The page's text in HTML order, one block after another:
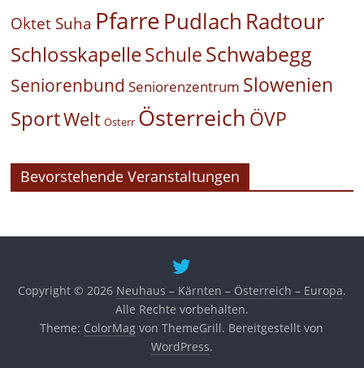
Oktet Suha PfarrePudlach Radtour
SchlosskapelleSchuleSchwabegg
Seniorenbund Seniorenzentrum Slowenien
SportWelt Österr Österreich ÖVP
Bevorstehende Veranstaltungen
Copyright © 2026 Neuhaus – Kärnten – Österreich – Europa.
Alle Rechte vorbehalten.
Theme: ColorMag von ThemeGrill. Bereitgestellt von
WordPress.